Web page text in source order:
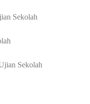
Sekolah
Sekolah